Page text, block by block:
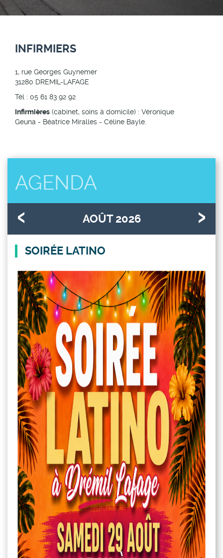
INFIRMIERS
1, rue Georges Guynemer
31280 DREMIL-LAFAGE
Tél : 05 61 83 92 92
Infirmières (cabinet, soins à domicile) : Véronique
Geuna - Béatrice Miralles - Céline Bayle.
AGENDA
AOÛT 2026
SOIRÉE LATINO